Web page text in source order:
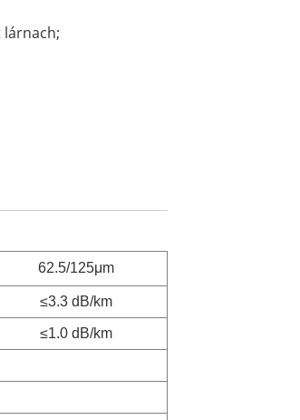
62.5/125μm
≤3.3 dB/km
≤1.0 dB/km